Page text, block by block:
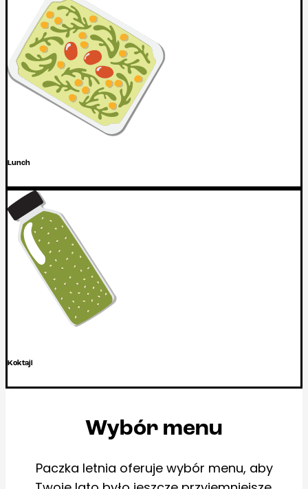
Lunch
Koktajl
Wybór menu
Paczka letnia oferuje wybór menu, aby